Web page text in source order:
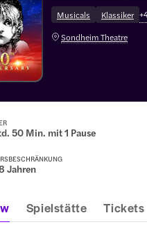
Musicals Klassiker +
Sondheim Theatre
50 Min. mit 1 Pause
Jahren
Spielstätte Tickets